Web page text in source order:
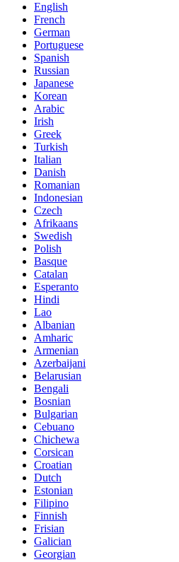
English
French
German
Portuguese
Spanish
Russian
Japanese
Korean
Arabic
Irish
Greek
Turkish
Italian
Danish
Romanian
Indonesian
Czech
Afrikaans
Swedish
Polish
Basque
Catalan
Esperanto
Hindi
Lao
Albanian
Amharic
Armenian
Azerbaijani
Belarusian
Bengali
Bosnian
Bulgarian
Cebuano
Chichewa
Corsican
Croatian
Dutch
Estonian
Filipino
Finnish
Frisian
Galician
Georgian